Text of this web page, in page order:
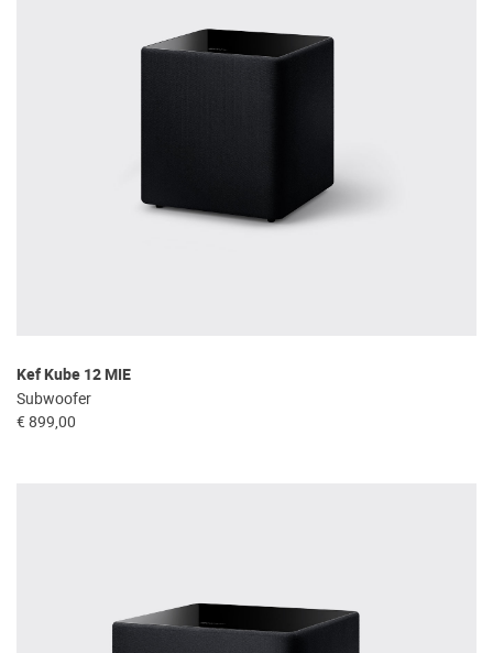
Kef Kube 12 MIE
Subwoofer
€ 899,00